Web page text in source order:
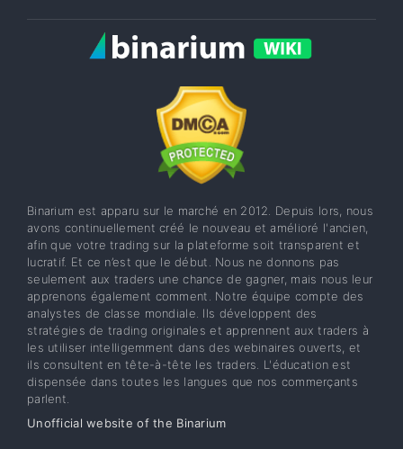
Binarium est apparu sur le marché en 2012. Depuis lors, nous
avons continuellement créé le nouveau et amélioré l'ancien,
afin que votre trading sur la plateforme soit transparent et
lucratif. Et ce n’est que le début. Nous ne donnons pas
seulement aux traders une chance de gagner, mais nous leur
apprenons également comment. Notre équipe compte des
analystes de classe mondiale. Ils développent des
stratégies de trading originales et apprennent aux traders à
les utiliser intelligemment dans des webinaires ouverts, et
ils consultent en tête-à-tête les traders. L'éducation est
dispensée dans toutes les langues que nos commerçants
parlent.
Unofficial website of the Binarium